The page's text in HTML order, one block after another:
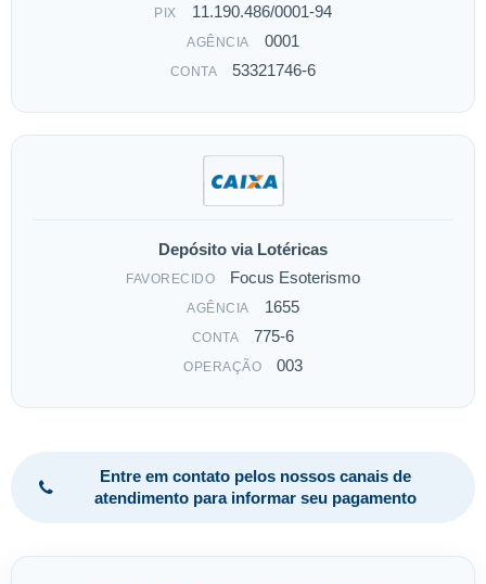
PIX 11.190.486/0001-94
AGÊNCIA 0001
CONTA 53321746-6
Depósito via Lotéricas
FAVORECIDO Focus Esoterismo
AGÊNCIA 1655
CONTA 775-6
OPERAÇÃO 003
Entre em contato pelos nossos canais de
atendimento para informar seu pagamento